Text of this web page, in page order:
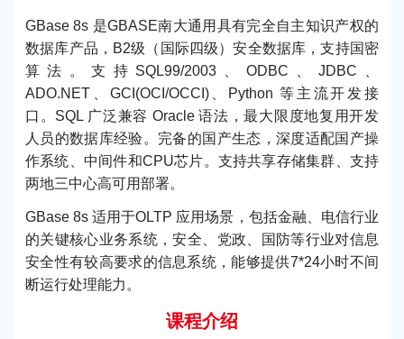
GBase 8s 是GBASE南大通用具有完全自主知识产权的
数据库产品，B2级（国际四级）安全数据库，支持国密
算法。支持SQL99/2003、ODBC、JDBC、
ADO.NET、GCI(OCI/OCCI)、Python 等主流开发接
口。SQL 广泛兼容 Oracle 语法，最大限度地复用开发
人员的数据库经验。完备的国产生态，深度适配国产操
作系统、中间件和CPU芯片。支持共享存储集群、支持
两地三中心高可用部署。
GBase 8s 适用于OLTP 应用场景，包括金融、电信行业
的关键核心业务系统，安全、党政、国防等行业对信息
安全性有较高要求的信息系统，能够提供7*24小时不间
断运行处理能力。
课程介绍